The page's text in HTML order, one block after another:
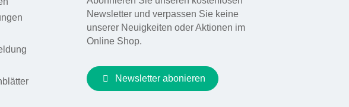
Newsletter und verpassen Sie keine
unserer Neuigkeiten oder Aktionen im
Online Shop.
Newsletter abonieren